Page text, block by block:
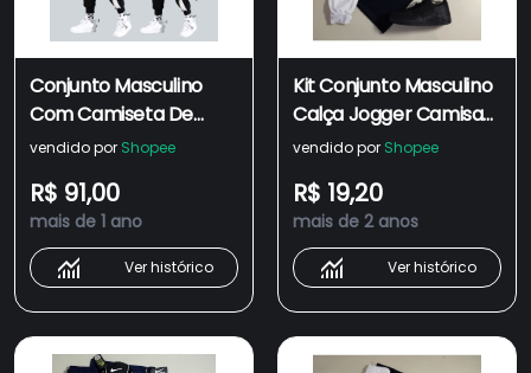
Conjunto Masculino
Com Camiseta De
Manga Curta E Calça
Jogger + kit De Camisa
Masculina
vendido por Shopee
R$ 91,00
mais de 1 ano
Ver histórico
Kit Conjunto Masculino
Calça Jogger Camisa
Masculina Refletiva
Esportivo dry fit
masculino
vendido por Shopee
R$ 19,20
mais de 2 anos
Ver histórico